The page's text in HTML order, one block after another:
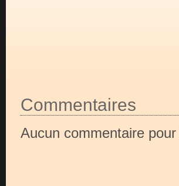
Commentaires
Aucun commentaire